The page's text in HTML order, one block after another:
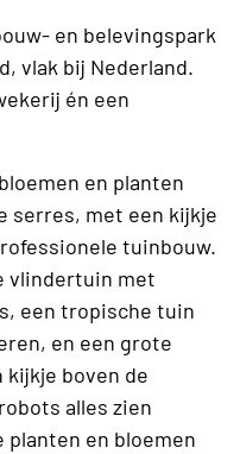
en belevingspark
vlak bij Nederland.
én een
en planten
serres, met een kijkje
tuinbouw.
vlindertuin met
een tropische tuin
en een grote
kijkje boven de
alles zien
en bloemen